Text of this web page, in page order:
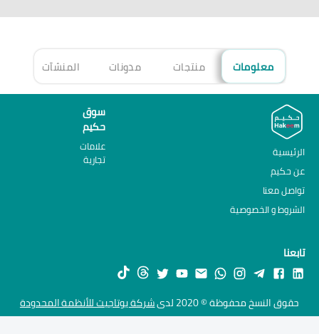
معلومات منتجات مدونات المنشآت
الرئيسية
عن حكيم
تواصل معنا
الشروط و الخصوصية
سوق
حكيم
علامات
تجارية
تابعنا
حقوق النسخ محفوظة © 2020 لدى شركة يوتاجيت للأنظمة المحدودة